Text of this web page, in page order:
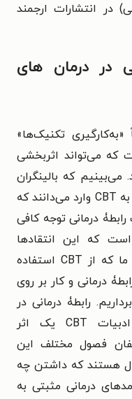
در انتشارات ارجمند
در درمان های
تکنیک‌ها»
که می‌تواند اثربخشی
که بالینگران
سنت‌های درمانی دیگر این انتقاد را به CBT وارد می‌دانند که
درمانی توجه کافی
که این انتقادها
مبالغه‌آمیز هستند، اما بسیاری از ما که از CBT استفاده
درمانی و کار بر روی
رابطۀ درمانی در
درمان‌های شناختی رفتاری در ادبیات CBT یک اثر
فصول مختلف این
هستند که داشتن چه
درمانی مثبتی به